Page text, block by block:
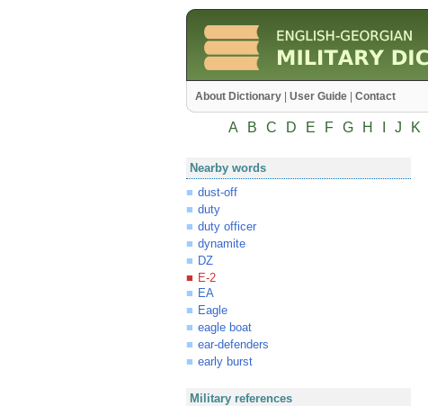
About Dictionary User Guide Contact
A B C D E F G H J K
Nearby words
dust-off
duty
duty officer
dynamite
DZ
E-2
EA
Eagle
eagle boat
ear-defenders
early burst
Military references